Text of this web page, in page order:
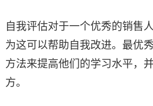
自我评估对于一个优秀的销售
为这可以帮助自我改进。最优
方法来提高他们的学习水平，
方。